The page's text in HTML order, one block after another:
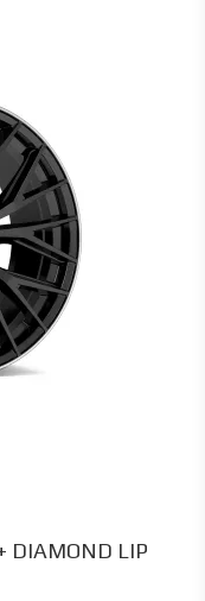
DIAMOND LIP